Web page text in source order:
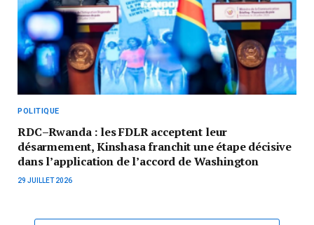
POLITIQUE
RDC–Rwanda : les FDLR acceptent leur
désarmement, Kinshasa franchit une étape décisive
dans l’application de l’accord de Washington
29 JUILLET 2026